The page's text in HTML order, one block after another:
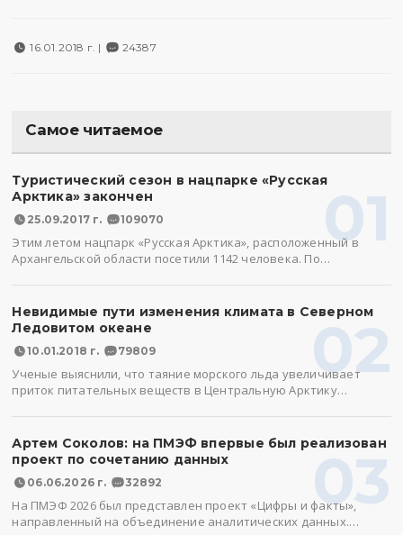
16.01.2018 г. | 24387
Самое читаемое
01
Туристический сезон в нацпарке «Русская
Арктика» закончен
25.09.2017 г. 109070
Этим летом нацпарк «Русская Арктика», расположенный в
Архангельской области посетили 1142 человека. По…
02
Невидимые пути изменения климата в Северном
Ледовитом океане
10.01.2018 г. 79809
Ученые выяснили, что таяние морского льда увеличивает
приток питательных веществ в Центральную Арктику…
03
Артем Соколов: на ПМЭФ впервые был реализован
проект по сочетанию данных
06.06.2026 г. 32892
На ПМЭФ 2026 был представлен проект «Цифры и факты»,
направленный на объединение аналитических данных.…